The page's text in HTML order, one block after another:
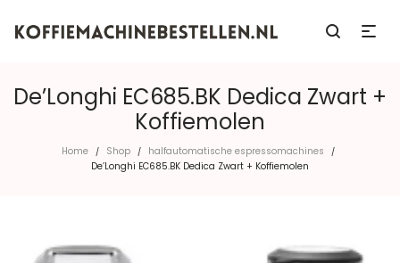
De’Longhi EC685.BK Dedica Zwart +
Koffiemolen
Home / Shop / halfautomatische espressomachines /
De’Longhi EC685.BK Dedica Zwart + Koffiemolen